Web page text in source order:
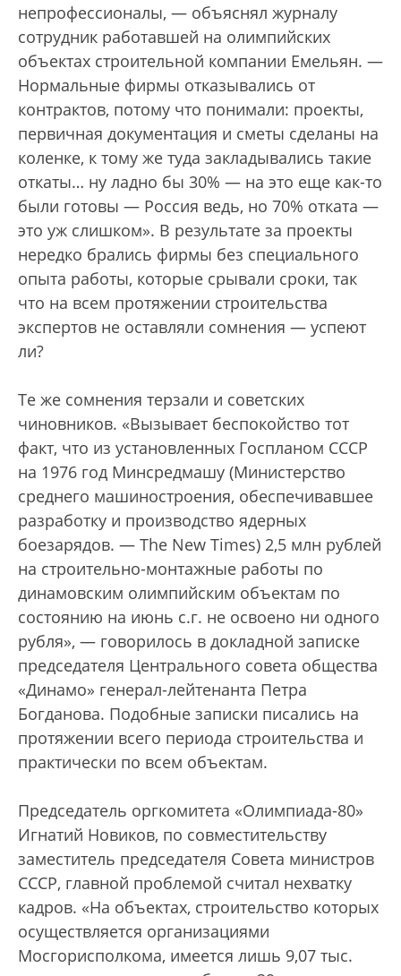
непрофессионалы, — объяснял журналу
сотрудник работавшей на олимпийских
объектах строительной компании Емельян. —
Нормальные фирмы отказывались от
контрактов, потому что понимали: проекты,
первичная документация и сметы сделаны на
коленке, к тому же туда закладывались такие
откаты… ну ладно бы 30% — на это еще как-то
были готовы — Россия ведь, но 70% отката —
это уж слишком». В результате за проекты
нередко брались фирмы без специального
опыта работы, которые срывали сроки, так
что на всем протяжении строительства
экспертов не оставляли сомнения — успеют
ли?
Те же сомнения терзали и советских
чиновников. «Вызывает беспокойство тот
факт, что из установленных Госпланом СССР
на 1976 год Минсредмашу (Министерство
среднего машиностроения, обеспечивавшее
разработку и производство ядерных
боезарядов. — The New Times) 2,5 млн рублей
на строительно-монтажные работы по
динамовским олимпийским объектам по
состоянию на июнь с.г. не освоено ни одного
рубля», — говорилось в докладной записке
председателя Центрального совета общества
«Динамо» генерал-лейтенанта Петра
Богданова. Подобные записки писались на
протяжении всего периода строительства и
практически по всем объектам.
Председатель оргкомитета «Олимпиада-80»
Игнатий Новиков, по совместительству
заместитель председателя Совета министров
СССР, главной проблемой считал нехватку
кадров. «На объектах, строительство которых
осуществляется организациями
Мосгорисполкома, имеется лишь 9,07 тыс.